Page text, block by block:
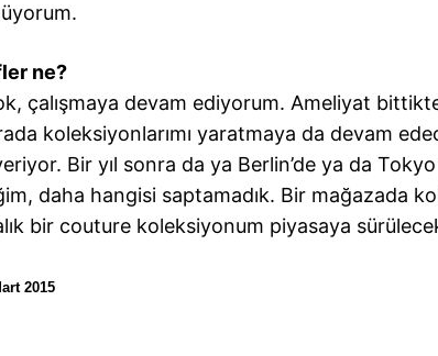
ne?
çalışmaya devam ediyorum. Ameliyat
koleksiyonlarımı yaratmaya da devam
Bir yıl sonra da ya Berlin’de ya da
daha hangisi saptamadık. Bir mağazada
bir couture koleksiyonum piyasaya
2015